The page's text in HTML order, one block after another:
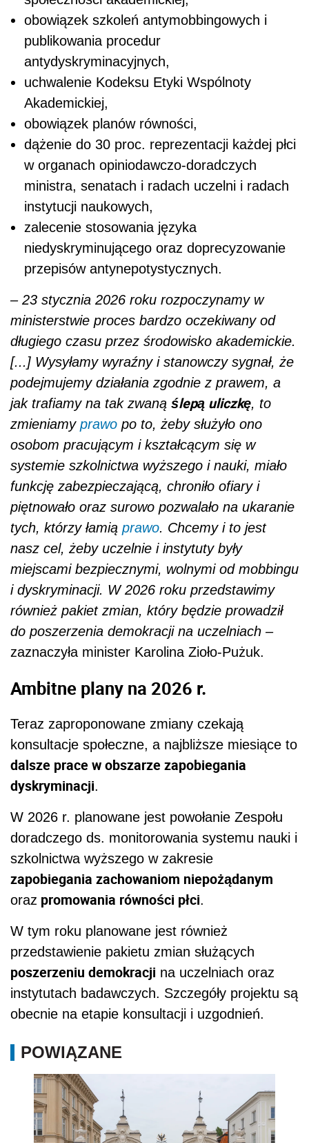
obowiązek szkoleń antymobbingowych i
publikowania procedur
antydyskryminacyjnych,
uchwalenie Kodeksu Etyki Wspólnoty
Akademickiej,
obowiązek planów równości,
dążenie do 30 proc. reprezentacji każdej płci
w organach opiniodawczo-doradczych
ministra, senatach i radach uczelni i radach
instytucji naukowych,
zalecenie stosowania języka
niedyskryminującego oraz doprecyzowanie
przepisów antynepotystycznych.
– 23 stycznia 2026 roku rozpoczynamy w
ministerstwie proces bardzo oczekiwany od
długiego czasu przez środowisko akademickie.
[...] Wysyłamy wyraźny i stanowczy sygnał, że
podejmujemy działania zgodnie z prawem, a
jak trafiamy na tak zwaną ślepą uliczkę, to
zmieniamy prawo po to, żeby służyło ono
osobom pracującym i kształcącym się w
systemie szkolnictwa wyższego i nauki, miało
funkcję zabezpieczającą, chroniło ofiary i
piętnowało oraz surowo pozwalało na ukaranie
tych, którzy łamią prawo. Chcemy i to jest
nasz cel, żeby uczelnie i instytuty były
miejscami bezpiecznymi, wolnymi od mobbingu
i dyskryminacji. W 2026 roku przedstawimy
również pakiet zmian, który będzie prowadził
do poszerzenia demokracji na uczelniach –
zaznaczyła minister Karolina Zioło-Pużuk.
Ambitne plany na 2026 r.
Teraz zaproponowane zmiany czekają
konsultacje społeczne, a najbliższe miesiące to
dalsze prace w obszarze zapobiegania
dyskryminacji.
W 2026 r. planowane jest powołanie Zespołu
doradczego ds. monitorowania systemu nauki i
szkolnictwa wyższego w zakresie
zapobiegania zachowaniom niepożądanym
oraz promowania równości płci.
W tym roku planowane jest również
przedstawienie pakietu zmian służących
poszerzeniu demokracji na uczelniach oraz
instytutach badawczych. Szczegóły projektu są
obecnie na etapie konsultacji i uzgodnień.
POWIĄZANE